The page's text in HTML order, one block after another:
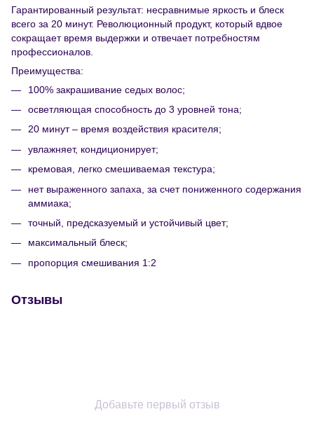
Гарантированный результат: несравнимые яркость и блеск
всего за 20 минут. Революционный продукт, который вдвое
сокращает время выдержки и отвечает потребностям
профессионалов.
Преимущества:
100% закрашивание седых волос;
осветляющая способность до 3 уровней тона;
20 минут – время воздействия красителя;
увлажняет, кондиционирует;
кремовая, легко смешиваемая текстура;
нет выраженного запаха, за счет пониженного содержания
аммиака;
точный, предсказуемый и устойчивый цвет;
максимальный блеск;
пропорция смешивания 1:2
Отзывы
Добавьте первый отзыв